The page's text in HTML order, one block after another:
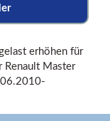
erhöhen für
Renault Master
06.2010-